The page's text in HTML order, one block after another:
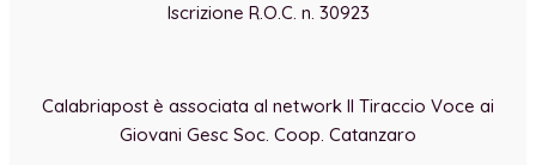
Iscrizione R.O.C. n. 30923
Calabriapost è associata al network Il Tiraccio Voce ai
Giovani Gesc Soc. Coop. Catanzaro